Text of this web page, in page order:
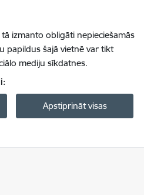
izmanto obligāti nepieciešamās
papildus šajā vietnē var tikt
mediju sīkdatnes.
Apstiprināt visas